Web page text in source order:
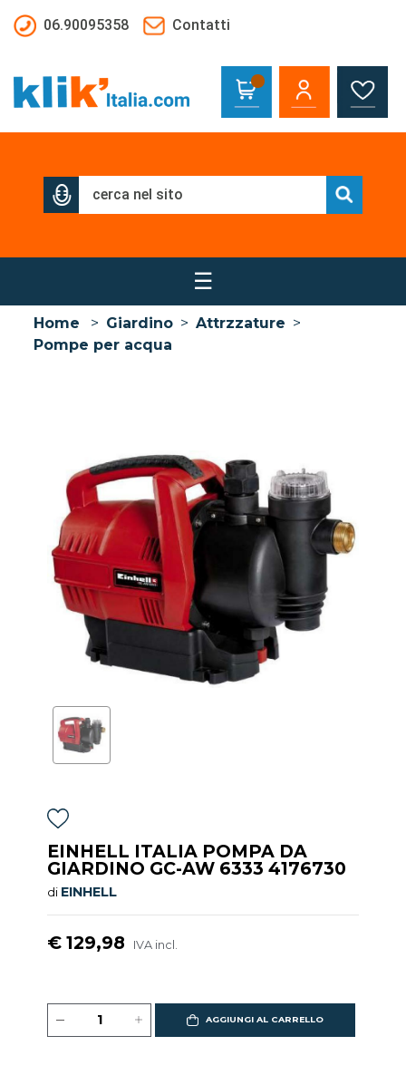
06.90095358
Contatti
☰
Home > Giardino > Attrzzature >
Pompe per acqua
EINHELL ITALIA POMPA DA
GIARDINO GC-AW 6333 4176730
di EINHELL
€ 129,98 IVA incl.
AGGIUNGI AL CARRELLO